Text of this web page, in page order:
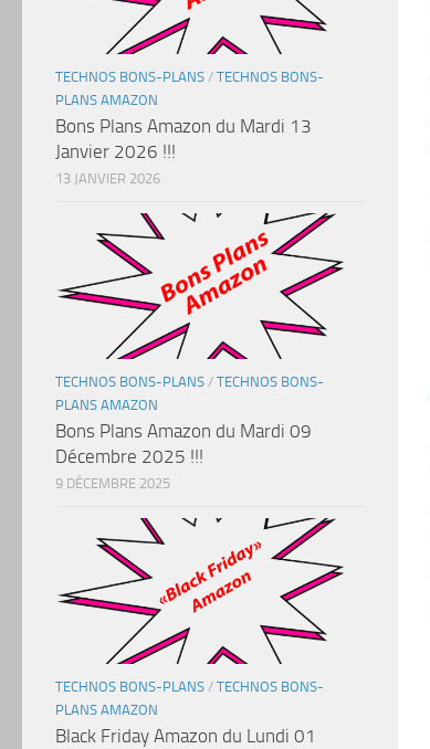
TECHNOS BONS-PLANS / TECHNOS BONS-
PLANS AMAZON
Bons Plans Amazon du Mardi 13
Janvier 2026 !!!
13 JANVIER 2026
TECHNOS BONS-PLANS / TECHNOS BONS-
PLANS AMAZON
Bons Plans Amazon du Mardi 09
Décembre 2025 !!!
9 DÉCEMBRE 2025
TECHNOS BONS-PLANS / TECHNOS BONS-
PLANS AMAZON
Black Friday Amazon du Lundi 01